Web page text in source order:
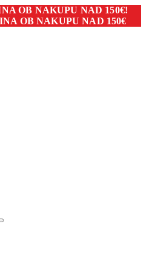
OB NAKUPU NAD 150€!
OB NAKUPU NAD 150€